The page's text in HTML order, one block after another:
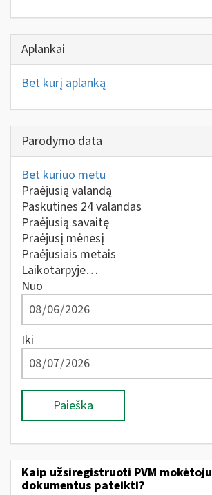
Aplankai
Bet kurį aplanką
Parodymo data
Bet kuriuo metu
Praėjusią valandą
Paskutines 24 valandas
Praėjusią savaitę
Praėjusį mėnesį
Praėjusiais metais
Laikotarpyje…
Nuo
Iki
Paieška
Kaip užsiregistruoti PVM mokėtoju
dokumentus pateikti?